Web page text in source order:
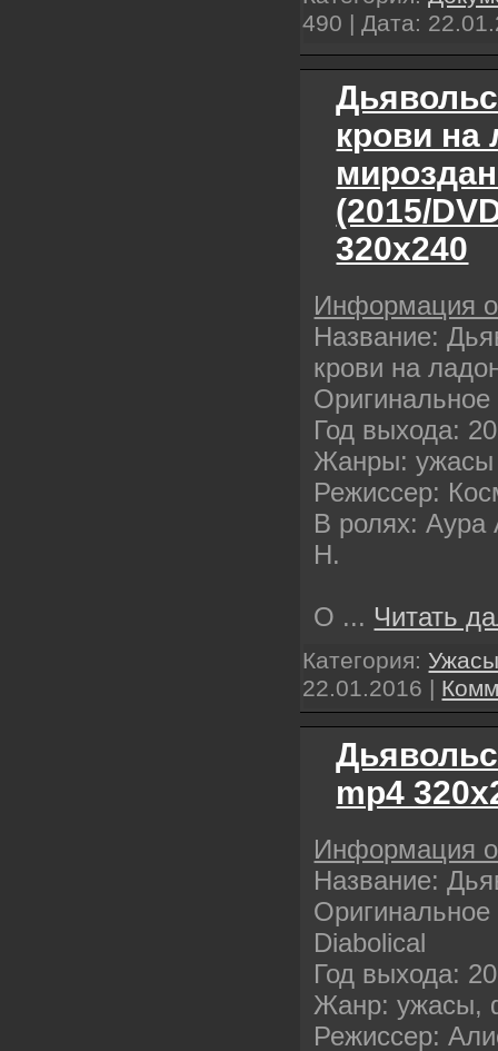
490 | Дата:
крови на
(2015/
320х240
Информация
Название:
крови на
Оригинальное
Год выхода:
Жанры: ужасы
Режиссер:
В ролях: Аура
Н.
О ... Читать
Категория:
22.01.2016 |
mp4
Информация
Название:
Diabolical
Год выхода:
Жанр: ужасы,
Режиссер: